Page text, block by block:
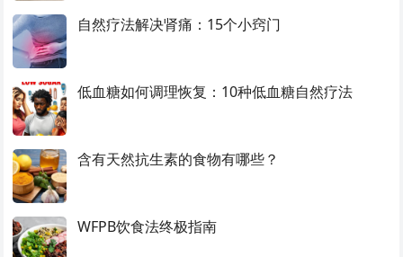
自然疗法解决肾痛：15个小窍门
低血糖如何调理恢复：10种低血糖自然疗法
含有天然抗生素的食物有哪些？
WFPB饮食法终极指南